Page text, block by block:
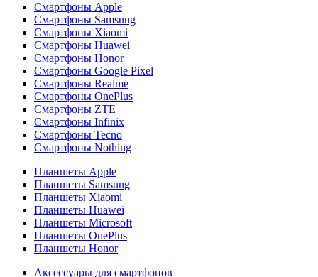
Смартфоны Apple
Смартфоны Samsung
Смартфоны Xiaomi
Смартфоны Huawei
Смартфоны Honor
Смартфоны Google Pixel
Смартфоны Realme
Смартфоны OnePlus
Смартфоны ZTE
Смартфоны Infinix
Смартфоны Tecno
Смартфоны Nothing
Планшеты Apple
Планшеты Samsung
Планшеты Xiaomi
Планшеты Huawei
Планшеты Microsoft
Планшеты OnePlus
Планшеты Honor
Аксессуары для смартфонов